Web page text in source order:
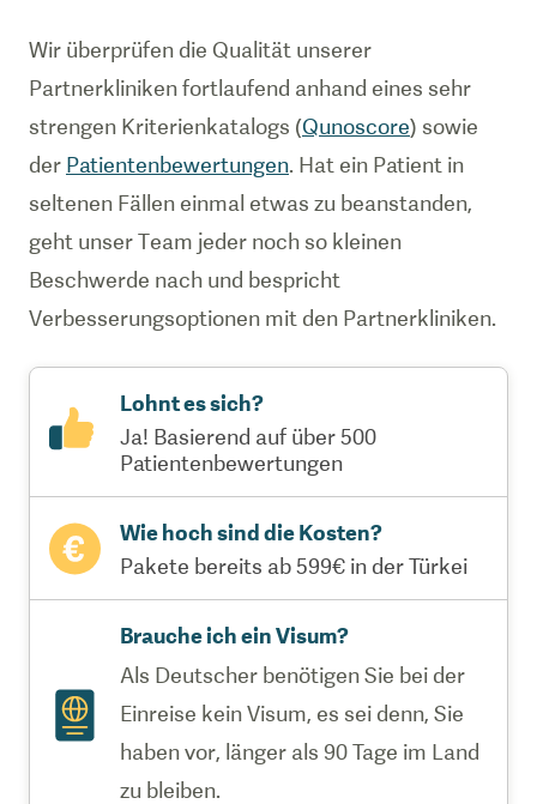
Wir überprüfen die Qualität unserer
Partnerkliniken fortlaufend anhand eines sehr
strengen Kriterienkatalogs (Qunoscore) sowie
der Patientenbewertungen. Hat ein Patient in
seltenen Fällen einmal etwas zu beanstanden,
geht unser Team jeder noch so kleinen
Beschwerde nach und bespricht
Verbesserungsoptionen mit den Partnerkliniken.
Lohnt es sich?
Ja! Basierend auf über 500
Patientenbewertungen
Wie hoch sind die Kosten?
Pakete bereits ab 599€ in der Türkei
Brauche ich ein Visum?
Als Deutscher benötigen Sie bei der
Einreise kein Visum, es sei denn, Sie
haben vor, länger als 90 Tage im Land
zu bleiben.